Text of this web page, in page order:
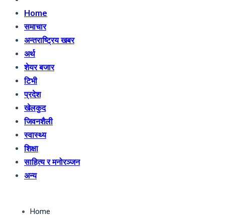
Home
समाचार
अन्तराष्ट्रिय खबर
अर्थ
शेयर बजार
टिभी
प्रदेश
खेलकुद
जिवनशैली
स्वास्थ्य
शिक्षा
साहित्य र मनोरञ्जन
अन्य
Home